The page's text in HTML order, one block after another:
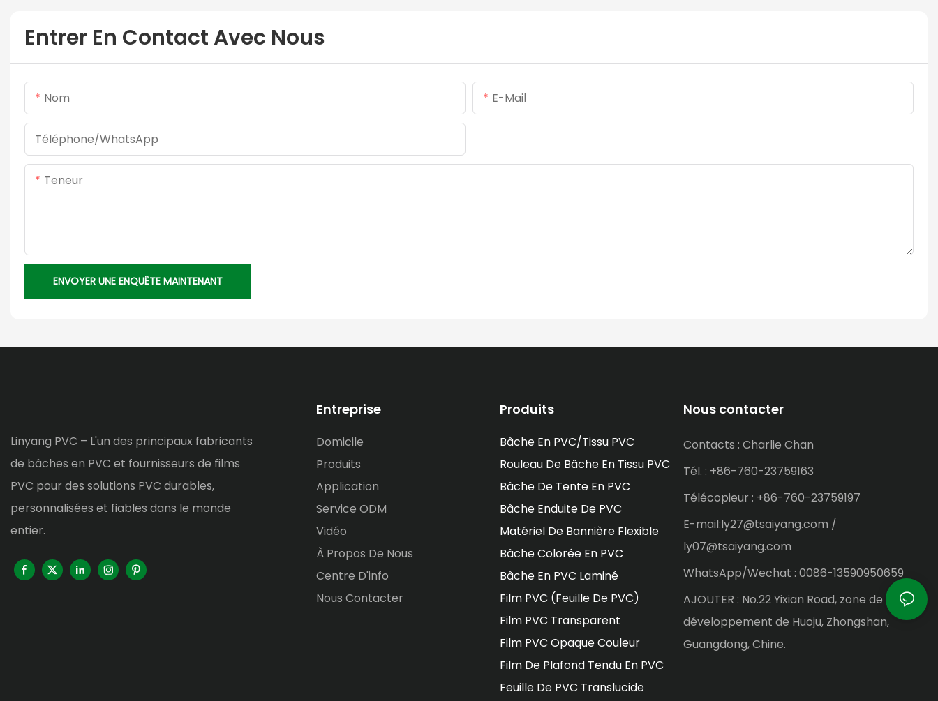
Entrer En Contact Avec Nous
Nom E-Mail
Téléphone/WhatsApp
Teneur
ENVOYER UNE ENQUÊTE MAINTENANT
Linyang PVC – L'un des principaux fabricants
de bâches en PVC et fournisseurs de films
PVC pour des solutions PVC durables,
personnalisées et fiables dans le monde
entier.
Entreprise
Domicile
Produits
Application
Service ODM
Vidéo
À Propos De Nous
Centre D'info
Nous Contacter
Produits
Bâche En PVC/tissu PVC
Rouleau De Bâche En Tissu PVC
Bâche De Tente En PVC
Bâche Enduite De PVC
Matériel De Bannière Flexible
Bâche Colorée En PVC
Bâche En PVC Laminé
Film PVC (feuille De PVC)
Film PVC Transparent
Film PVC Opaque Couleur
Film De Plafond Tendu En PVC
Feuille De PVC Translucide
Nous contacter
Contacts : Charlie Chan
Tél. : +86-760-23759163
Télécopieur : +86-760-23759197
E-mail:ly27@tsaiyang.com /
ly07@tsaiyang.com
WhatsApp/Wechat : 0086-13590950659
AJOUTER : No.22 Yixian Road, zone de
développement de Huoju, Zhongshan,
Guangdong, Chine.